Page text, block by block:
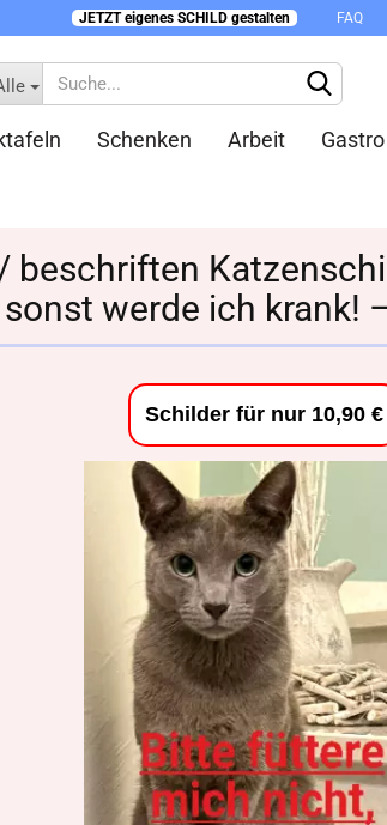
JETZT eigenes SCHILD gestalten FAQ
Schenken Arbeit Gastro
beschriften
sonst werde ich krank!
Schilder für nur 10,90 €